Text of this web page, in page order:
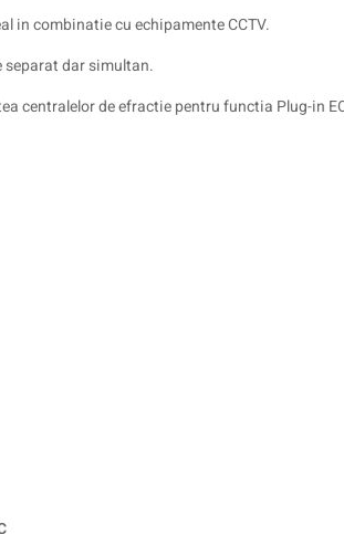
in combinatie cu echipamente CCTV.
separat dar simultan.
centralelor de efractie pentru functia Plug-in